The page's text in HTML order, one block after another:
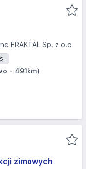
FRAKTAL Sp. z o.o
- 491km)
zimowych